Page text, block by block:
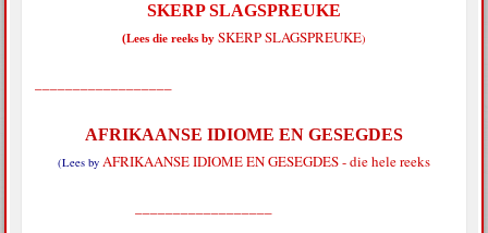
SKERP SLAGSPREUKE
(Lees die reeks by SKERP SLAGSPREUKE)
AFRIKAANSE IDIOME EN GESEGDES
(Lees by AFRIKAANSE IDIOME EN GESEGDES - die hele reeks